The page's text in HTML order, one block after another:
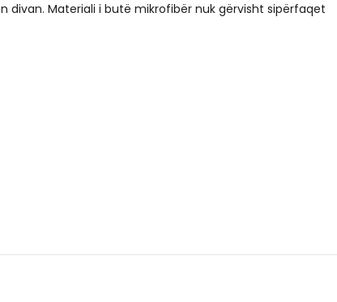
divan. Materiali i butë mikrofibër nuk gërvisht sipërfaqet